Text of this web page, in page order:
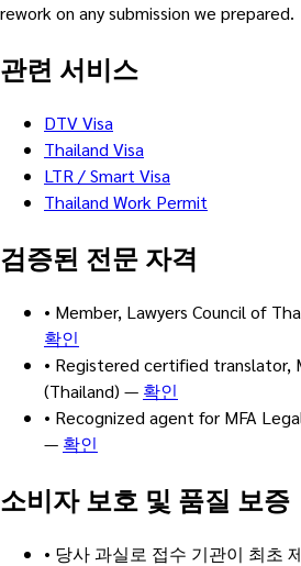
rework on any submission we prepared.
관련 서비스
DTV Visa
Thailand Visa
LTR / Smart Visa
Thailand Work Permit
검증된 전문 자격
• Member, Lawyers Council of
확인
• Registered certified translator,
(Thailand) — 확인
• Recognized agent for MFA
— 확인
소비자 보호 및 품질 보증
• 당사 과실로 접수 기관이 최초